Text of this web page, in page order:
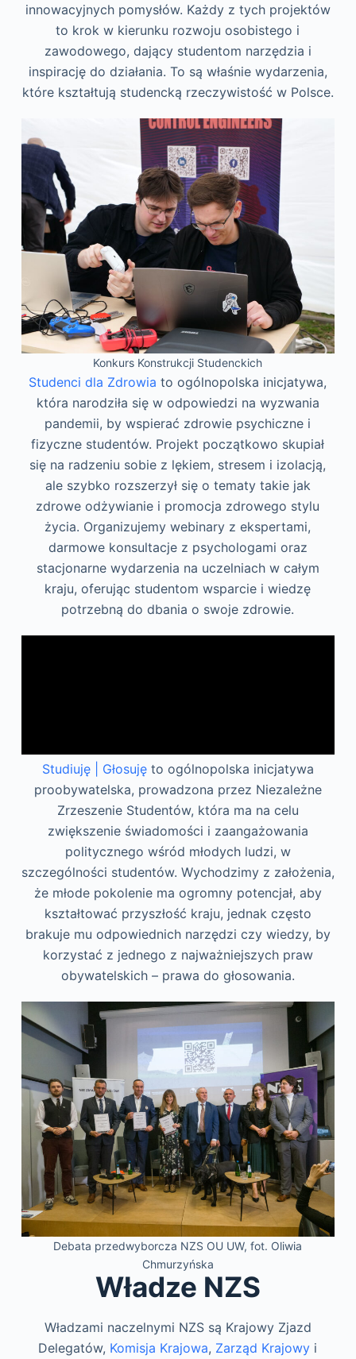
innowacyjnych pomysłów. Każdy z tych projektów
to krok w kierunku rozwoju osobistego i
zawodowego, dający studentom narzędzia i
inspirację do działania. To są właśnie wydarzenia,
które kształtują studencką rzeczywistość w Polsce.
Konkurs Konstrukcji Studenckich
Studenci dla Zdrowia to ogólnopolska inicjatywa,
która narodziła się w odpowiedzi na wyzwania
pandemii, by wspierać zdrowie psychiczne i
fizyczne studentów. Projekt początkowo skupiał
się na radzeniu sobie z lękiem, stresem i izolacją,
ale szybko rozszerzył się o tematy takie jak
zdrowe odżywianie i promocja zdrowego stylu
życia. Organizujemy webinary z ekspertami,
darmowe konsultacje z psychologami oraz
stacjonarne wydarzenia na uczelniach w całym
kraju, oferując studentom wsparcie i wiedzę
potrzebną do dbania o swoje zdrowie.
Studiuję | Głosujęto ogólnopolska inicjatywa
proobywatelska, prowadzona przez Niezależne
Zrzeszenie Studentów, która ma na celu
zwiększenie świadomości i zaangażowania
politycznego wśród młodych ludzi, w
szczególności studentów. Wychodzimy z założenia,
że młode pokolenie ma ogromny potencjał, aby
kształtować przyszłość kraju, jednak często
brakuje mu odpowiednich narzędzi czy wiedzy, by
korzystać z jednego z najważniejszych praw
obywatelskich – prawa do głosowania.
Debata przedwyborcza NZS OU UW, fot. Oliwia
Chmurzyńska
Władze NZS
Władzami naczelnymi NZS są Krajowy Zjazd
Delegatów, Komisja Krajowa, Zarząd Krajowy i